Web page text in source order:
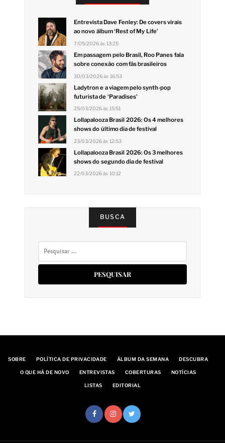
Entrevista Dave Fenley: De covers virais
ao novo álbum ‘Rest of My Life’
7/05/2026 às 13:25
Em passagem pelo Brasil, Roo Panes fala
sobre conexão com fãs brasileiros
30/03/2026 às 16:53
Ladytron e a viagem pelo synth-pop
futurista de ‘Paradises’
25/03/2026 às 15:51
Lollapalooza Brasil 2026: Os 4 melhores
shows do último dia de festival
23/03/2026 às 12:53
Lollapalooza Brasil 2026: Os 3 melhores
shows do segundo dia de festival
22/03/2026 às 10:12
BUSCA
SOBRE POLÍTICA DE PRIVACIDADE ÁLBUM DA SEMANA DESCUBRA
O QUE HÁ DE NOVO ENTREVISTAS COBERTURAS NOTÍCIAS
LISTAS EDITORIAL